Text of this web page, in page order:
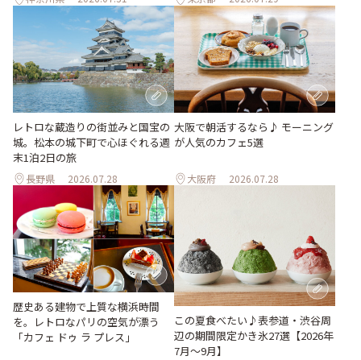
レトロな蔵造りの街並みと国宝の
城。松本の城下町で心ほぐれる週
末1泊2日の旅
長野県 2026.07.28
大阪で朝活するなら♪ モーニング
が人気のカフェ5選
大阪府 2026.07.28
歴史ある建物で上質な横浜時間
を。レトロなパリの空気が漂う
「カフェ ドゥ ラ プレス」
この夏食べたい♪表参道・渋谷周
辺の期間限定かき氷27選【2026年
7月～9月】